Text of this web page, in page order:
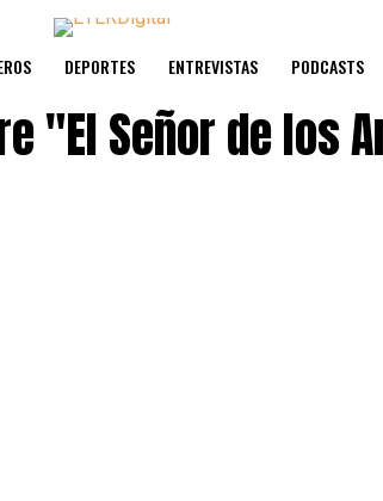
DEPORTES ENTREVISTAS PODCASTS
"El Señor de los